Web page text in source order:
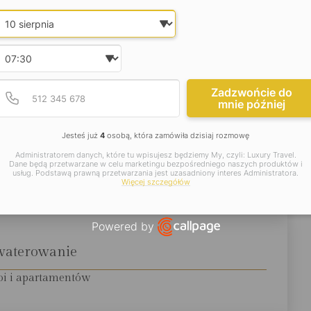
hotel słynie również z oszałamiającego
310 metrów. Czyni go to jednym z najdłuższych tego
nieziemskie widoki, które oferuje, możemy oglądać
informacje:
jazdy z międzynarodowego lotniska w Dubaju
i apartamentów
Date and time slection for
Wybierz datę
Numer telefonu
Podaj poprawny numer
Zadzwońcie do
mnie później
Jesteś już 4 osobą, która zamówiła dzisiaj rozmowę
Administratorem danych, które tu wpisujesz będziemy My, czyli: Luxury Travel.
Dane będą przetwarzane w celu marketingu bezpośredniego naszych produktów i
usług. Podstawą prawną przetwarzania jest uzasadniony interes Administratora.
Więcej szczegółów
Powered by